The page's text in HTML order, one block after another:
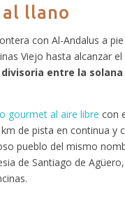
al llano
con Al-Andalus a
Viejo hasta alcanzar el
entre la
gourmet al aire libre con
de pista en continua
pueblo del mismo
de Santiago de